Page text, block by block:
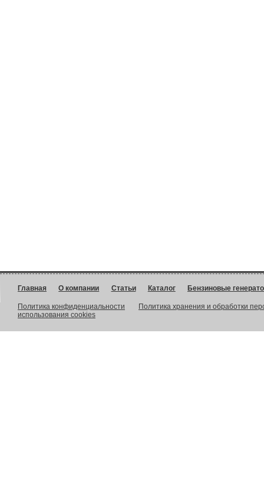
Главная О компании Статьи Каталог Бензиновые
Политика конфиденциальности
Политика хранения и обработки
использования cookies